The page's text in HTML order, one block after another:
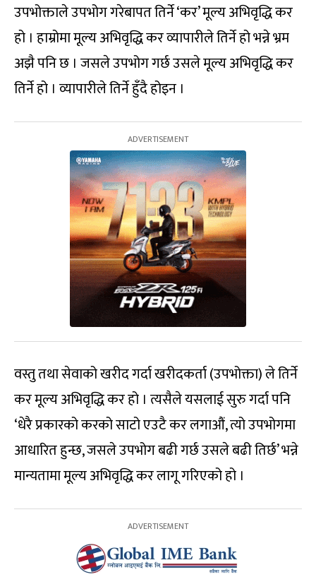
उपभोक्ताले उपभोग गरेबापत तिर्ने ‘कर’ मूल्य अभिवृद्धि कर
हो । हाम्रोमा मूल्य अभिवृद्धि कर व्यापारीले तिर्ने हो भन्ने भ्रम
अझै पनि छ । जसले उपभोग गर्छ उसले मूल्य अभिवृद्धि कर
तिर्ने हो । व्यापारीले तिर्ने हुँदै होइन ।
वस्तु तथा सेवाको खरीद गर्दा खरीदकर्ता (उपभोक्ता) ले तिर्ने
कर मूल्य अभिवृद्धि कर हो । त्यसैले यसलाई सुरु गर्दा पनि
‘धेरै प्रकारको करको साटो एउटै कर लगाऔं, त्यो उपभोगमा
आधारित हुन्छ, जसले उपभोग बढी गर्छ उसले बढी तिर्छ’ भन्ने
मान्यतामा मूल्य अभिवृद्धि कर लागू गरिएको हो ।